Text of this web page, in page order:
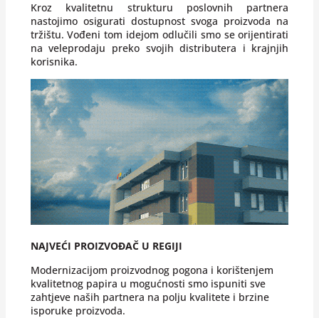
Kroz kvalitetnu strukturu poslovnih partnera
nastojimo osigurati dostupnost svoga proizvoda na
tržištu. Vođeni tom idejom odlučili smo se orijentirati
na veleprodaju preko svojih distributera i krajnjih
korisnika.
NAJVEĆI PROIZVOĐAČ U REGIJI
Modernizacijom proizvodnog pogona i korištenjem
kvalitetnog papira u mogućnosti smo ispuniti sve
zahtjeve naših partnera na polju kvalitete i brzine
isporuke proizvoda.